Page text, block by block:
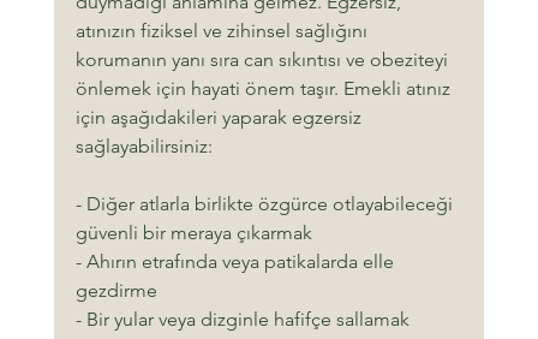
atınızın fiziksel ve zihinsel sağlığını
korumanın yanı sıra can sıkıntısı ve obeziteyi
önlemek için hayati önem taşır. Emekli atınız
için aşağıdakileri yaparak egzersiz
sağlayabilirsiniz:
- Diğer atlarla birlikte özgürce otlayabileceği
güvenli bir meraya çıkarmak
- Ahırın etrafında veya patikalarda elle
gezdirme
- Bir yular veya dizginle hafifçe sallamak